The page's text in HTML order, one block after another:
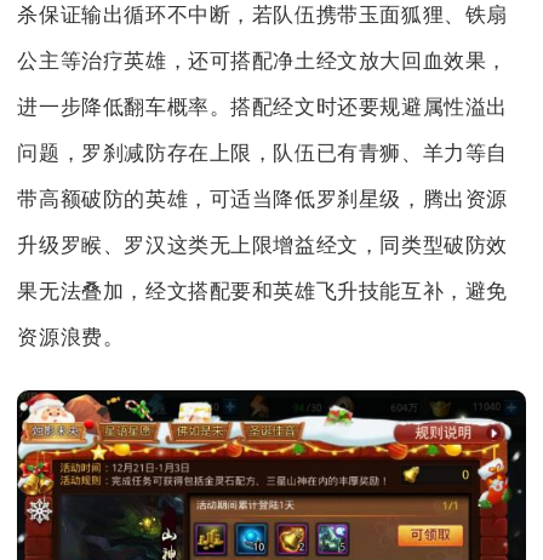
杀保证输出循环不中断，若队伍携带玉面狐狸、铁扇
公主等治疗英雄，还可搭配净土经文放大回血效果，
进一步降低翻车概率。搭配经文时还要规避属性溢出
问题，罗刹减防存在上限，队伍已有青狮、羊力等自
带高额破防的英雄，可适当降低罗刹星级，腾出资源
升级罗睺、罗汉这类无上限增益经文，同类型破防效
果无法叠加，经文搭配要和英雄飞升技能互补，避免
资源浪费。